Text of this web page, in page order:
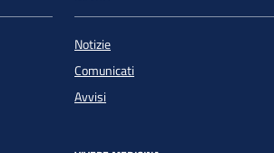
Notizie
Comunicati
Avvisi